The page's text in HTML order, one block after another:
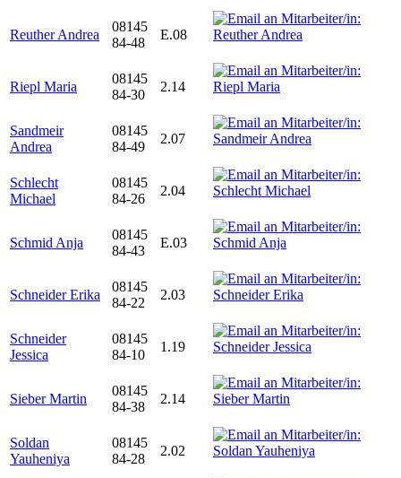
Reuther Andrea
08145
84-48
E.08
Riepl Maria
08145
84-30
2.14
Sandmeir
Andrea
08145
84-49
2.07
Schlecht
Michael
08145
84-26
2.04
Schmid Anja
08145
84-43
E.03
Schneider Erika
08145
84-22
2.03
Schneider
Jessica
08145
84-10
1.19
Sieber Martin
08145
84-38
2.14
Soldan
Yauheniya
08145
84-28
2.02